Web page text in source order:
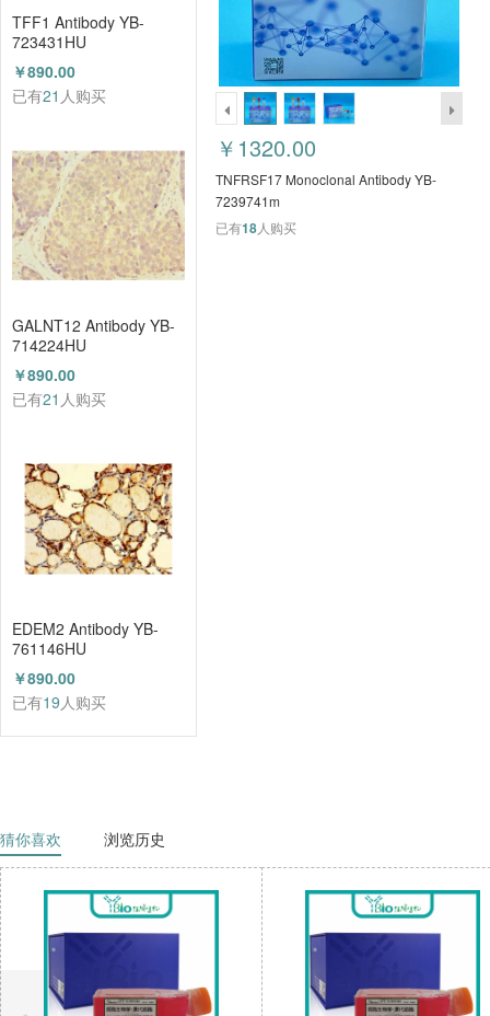
TFF1 Antibody YB-
723431HU
￥890.00
已有21 人购买
GALNT12 Antibody YB-
714224HU
￥890.00
已有21 人购买
EDEM2 Antibody YB-
761146HU
￥890.00
已有19人购买
￥1320.00
TNFRSF17 Monoclonal Antibody YB-
7239741m
已有18人购买
猜你喜欢 浏览历史